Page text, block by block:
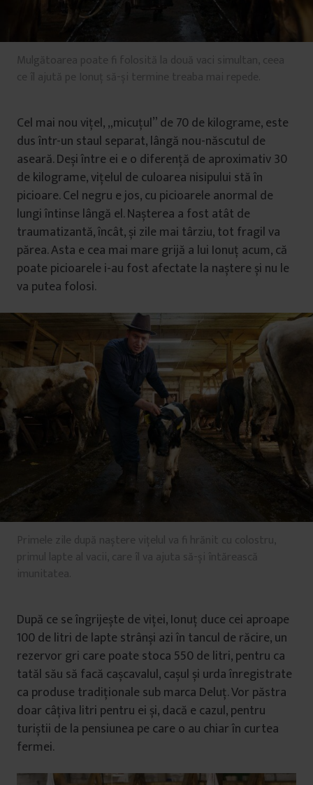
Mulgătoarea poate fi folosită la două vaci simultan, ceea
ce îl ajută pe Ionuț să-și termine treaba mai repede.
Cel mai nou vițel, „micuțul” de 70 de kilograme, este
dus într-un staul separat, lângă nou-născutul de
aseară. Deși între ei e o diferență de aproximativ 30
de kilograme, vițelul de culoarea nisipului stă în
picioare. Cel negru e jos, cu picioarele anormal de
lungi întinse lângă el. Nașterea a fost atât de
traumatizantă, încât, și zile mai târziu, tot fragil va
părea. Asta e cea mai mare grijă a lui Ionuț acum, că
poate picioarele i-au fost afectate la naștere și nu le
va putea folosi.
Primele zile după naștere vițelul va fi hrănit cu colostru,
primul lapte al vacii, care îl va ajuta să-și întărească
imunitatea.
După ce se îngrijește de viței, Ionuț duce cei aproape
100 de litri de lapte strânși azi în tancul de răcire, un
rezervor gri care poate stoca 550 de litri, pentru ca
tatăl său să facă cașcavalul, cașul și urda înregistrate
ca produse tradiționale sub marca Deluț. Vor păstra
doar câțiva litri pentru ei și, dacă e cazul, pentru
turiștii de la pensiunea pe care o au chiar în curtea
fermei.